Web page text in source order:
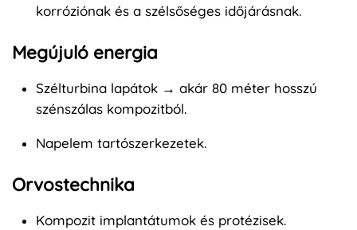
korróziónak és a szélsőséges időjárásnak.
Megújuló energia
Szélturbina lapátok → akár 80 méter hosszú
szénszálas kompozitból.
Napelem tartószerkezetek.
Orvostechnika
Kompozit implantátumok és protézisek.